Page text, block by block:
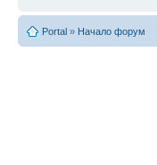
Portal » Начало форум